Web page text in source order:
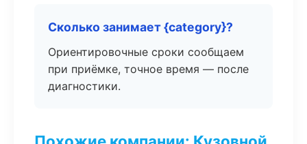
Сколько занимает {category}?
Ориентировочные сроки сообщаем
при приёмке, точное время — после
диагностики.